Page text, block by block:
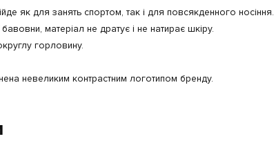
як для занять спортом, так і для повсякденного носіння.
матеріал не дратує і не натирає шкіру.
горловину.
невеликим контрастним логотипом бренду.